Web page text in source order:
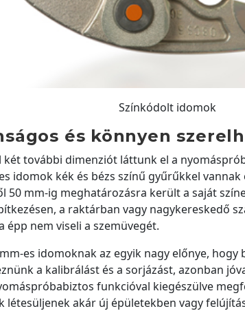
Színkódolt idomok
és könnyen
két további dimenziót láttunk el a
idomok kék és bézs színű gyűrűkkel
50 mm-ig meghatározásra került a saját
a raktárban vagy nagykereskedő
épp nem viseli a szemüvegét.
es idomoknak az egyik nagy előnye,
a kalibrálást és a sorjázást, azonban
funkcióval kiegészülve
létesüljenek akár új épületekben vagy